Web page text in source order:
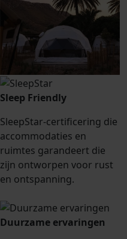
Sleep Friendly
SleepStar-certificering die
accommodaties en
ruimtes garandeert die
zijn ontworpen voor rust
en ontspanning.
Duurzame ervaringen